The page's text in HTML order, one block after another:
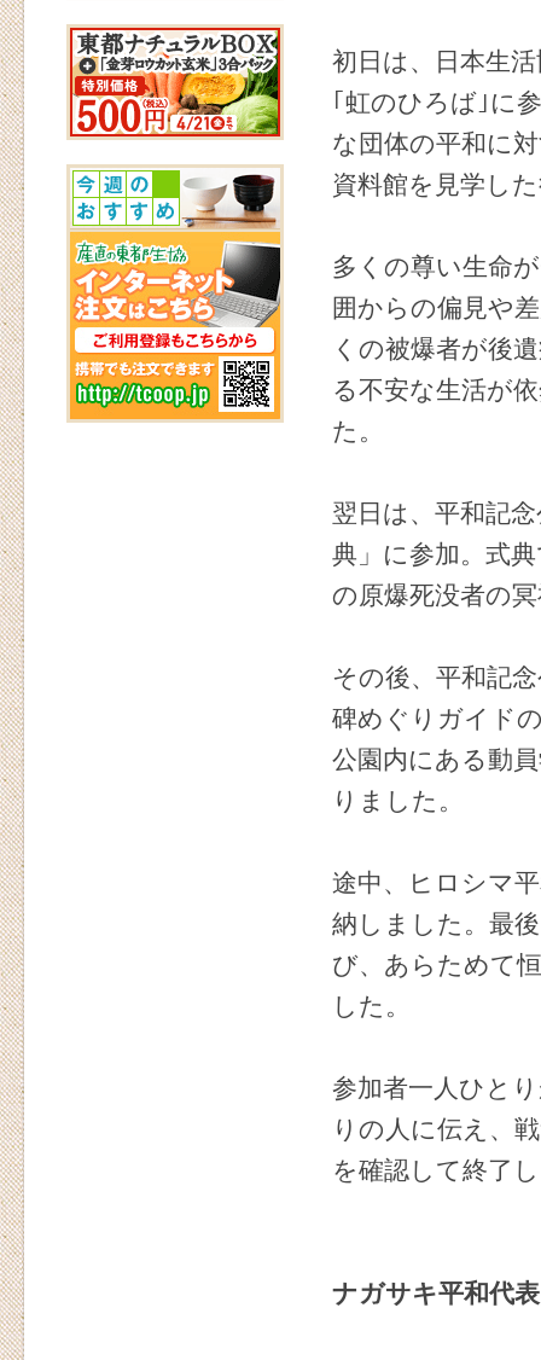
初日は、日本生
｢虹のひろば｣に
な団体の平和に
資料館を見学し
多くの尊い生命
囲からの偏見や
くの被爆者が後
る不安な生活が
た。
翌日は、平和記
典」に参加。式
の原爆死没者の
その後、平和記
碑めぐりガイド
公園内にある動
りました。
途中、ヒロシマ
納しました。最
び、あらためて
した。
参加者一人ひと
りの人に伝え、
を確認して終了
ナガサキ平和代